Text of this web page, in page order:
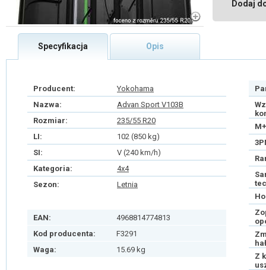
Dodaj
Specyfikacja Opis
Producent:
Yokohama
Nazwa:
Advan Sport V103B
Rozmiar:
235/55 R20
LI:
102 (850 kg)
SI:
V (240 km/h)
Kategoria:
4x4
Sezon:
Letnia
EAN:
4968814774813
Kod producenta:
F3291
Waga:
15.69 kg
Z